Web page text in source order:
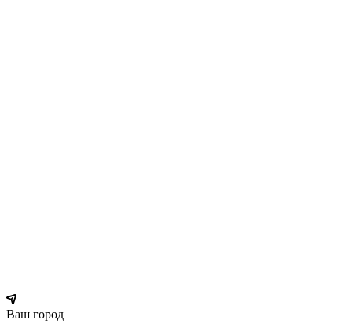
Ваш город